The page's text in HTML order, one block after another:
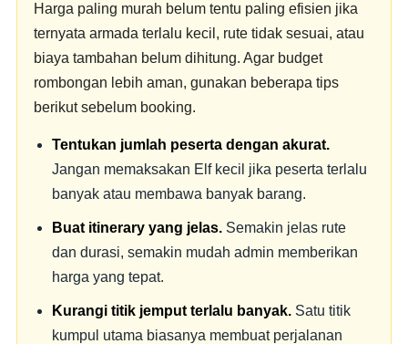
Harga paling murah belum tentu paling efisien jika
ternyata armada terlalu kecil, rute tidak sesuai, atau
biaya tambahan belum dihitung. Agar budget
rombongan lebih aman, gunakan beberapa tips
berikut sebelum booking.
Tentukan jumlah peserta dengan akurat.
Jangan memaksakan Elf kecil jika peserta terlalu
banyak atau membawa banyak barang.
Buat itinerary yang jelas. Semakin jelas rute
dan durasi, semakin mudah admin memberikan
harga yang tepat.
Kurangi titik jemput terlalu banyak. Satu titik
kumpul utama biasanya membuat perjalanan